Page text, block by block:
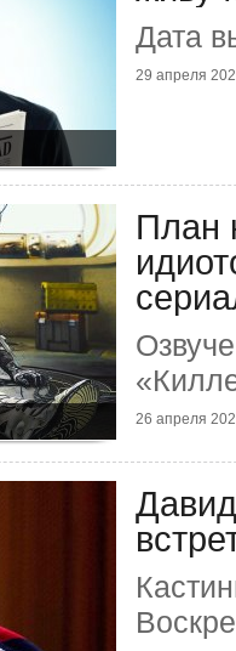
Дата
29 апреля
План
26 апреля